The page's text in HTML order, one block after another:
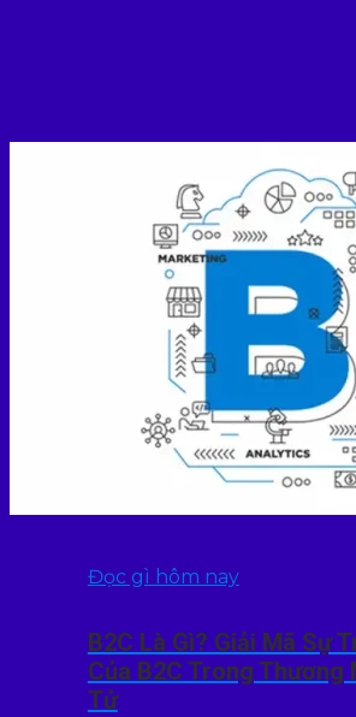
Đọc gì hôm nay
B2C Là Gì? Giải Mã Sự
Của B2C Trong Thương
Tử